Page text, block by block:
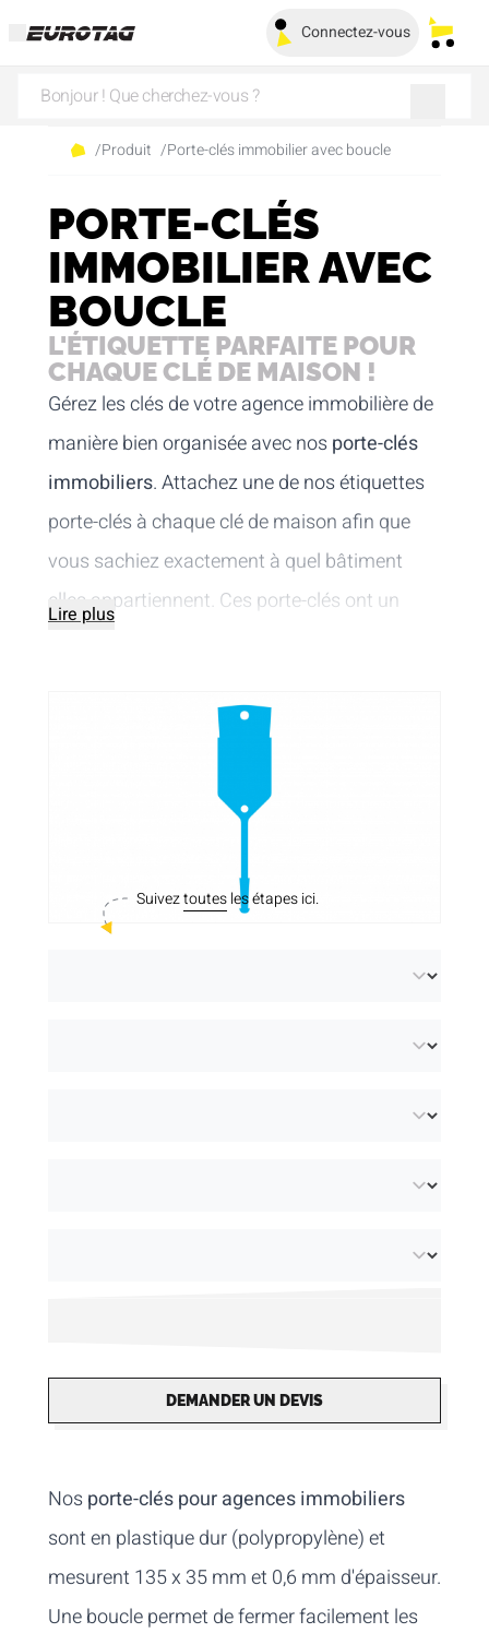
Connectez-vous Mes
/Produit /Porte-clés immobilier avec boucle
PORTE-CLÉS
IMMOBILIER AVEC
BOUCLE
L'ÉTIQUETTE PARFAITE POUR
CHAQUE CLÉ DE MAISON !
Gérez les clés de votre agence immobilière de
manière bien organisée avec nosporte-clés
immobiliers. Attachez une de nos étiquettes
porte-clés à chaque clé de maison afin que
vous sachiez exactement à quel bâtiment
elles appartiennent. Ces porte-clés ont un
Lire plus
Suiveztoutesles étapes ici.
DEMANDER UN DEVIS
Nosporte-clés pour agences immobiliers
sont en plastique dur (polypropylène) et
mesurent 135 x 35 mm et 0,6 mm d'épaisseur.
Une boucle permet de fermer facilement les